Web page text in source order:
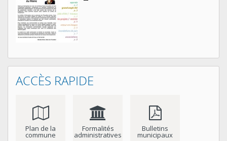
ACCÈS RAPIDE
Plan de la
commune
Formalités
administratives
Bulletins
municipaux